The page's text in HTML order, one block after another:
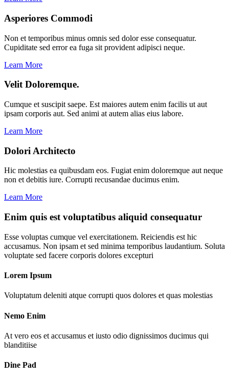
Asperiores Commodi
Non et temporibus minus omnis sed dolor esse consequatur.
Cupiditate sed error ea fuga sit provident adipisci neque.
Learn More
Velit Doloremque.
Cumque et suscipit saepe. Est maiores autem enim facilis ut aut
ipsam corporis aut. Sed animi at autem alias eius labore.
Learn More
Dolori Architecto
Hic molestias ea quibusdam eos. Fugiat enim doloremque aut neque
non et debitis iure. Corrupti recusandae ducimus enim.
Learn More
Enim quis est voluptatibus aliquid consequatur
Esse voluptas cumque vel exercitationem. Reiciendis est hic
accusamus. Non ipsam et sed minima temporibus laudantium. Soluta
voluptate sed facere corporis dolores excepturi
Lorem Ipsum
Voluptatum deleniti atque corrupti quos dolores et quas molestias
Nemo Enim
At vero eos et accusamus et iusto odio dignissimos ducimus qui
blanditiise
Dine Pad